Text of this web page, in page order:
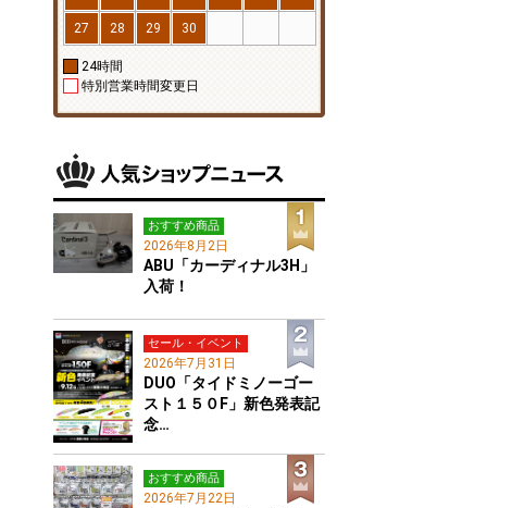
27 28 29 30
24時間
特別営業時間変更日
おすすめ商品
2026年8月2日
ABU「カーディナル3H」
入荷！
セール・イベント
2026年7月31日
DUO「タイドミノーゴー
スト１５０F」新色発表記
念…
おすすめ商品
2026年7月22日